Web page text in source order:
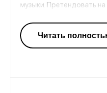
музыки. Претендовать
мировых чатах.
радио сразу обрело